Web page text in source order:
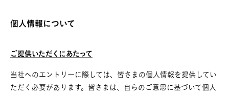
個人情報について
ご提供いただくにあたって
当社へのエントリーに際しては、皆さまの個人情報を提供してい
ただく必要があります。皆さまは、自らのご意思に基づいて個人